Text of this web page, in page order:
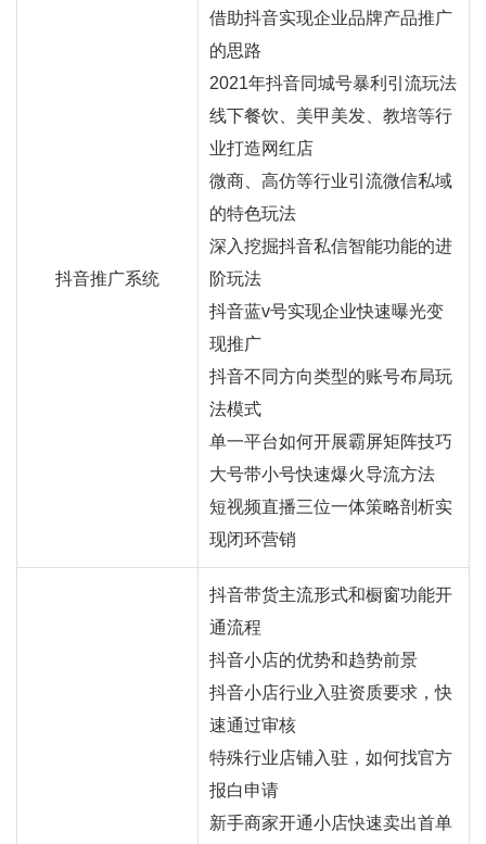
抖音推广系统
借助抖音实现企业品牌产品推广
的思路
2021年抖音同城号暴利引流玩法
线下餐饮、美甲美发、教培等行
业打造网红店
微商、高仿等行业引流微信私域
的特色玩法
深入挖掘抖音私信智能功能的进
阶玩法
抖音蓝v号实现企业快速曝光变
现推广
抖音不同方向类型的账号布局玩
法模式
单一平台如何开展霸屏矩阵技巧
大号带小号快速爆火导流方法
短视频直播三位一体策略剖析实
现闭环营销
抖音带货主流形式和橱窗功能开
通流程
抖音小店的优势和趋势前景
抖音小店行业入驻资质要求，快
速通过审核
特殊行业店铺入驻，如何找官方
报白申请
新手商家开通小店快速卖出首单